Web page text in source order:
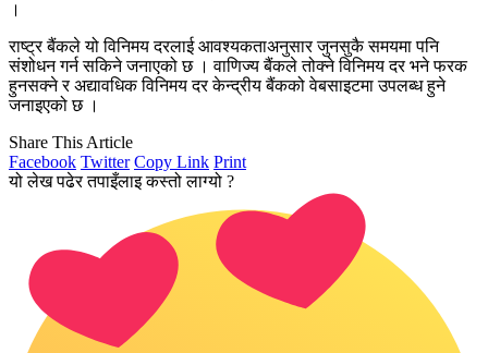
।
राष्ट्र बैंकले यो विनिमय दरलाई आवश्यकताअनुसार जुनसुकै समयमा पनि
संशोधन गर्न सकिने जनाएको छ । वाणिज्य बैंकले तोक्ने विनिमय दर भने फरक
हुनसक्ने र अद्यावधिक विनिमय दर केन्द्रीय बैंकको वेबसाइटमा उपलब्ध हुने
जनाइएको छ ।
Share This Article
Facebook Twitter Copy Link Print
यो लेख पढेर तपाइँलाइ कस्तो लाग्यो ?